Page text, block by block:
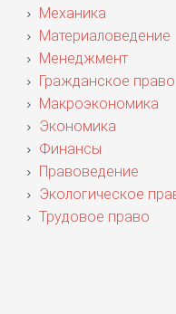
Механика
Материаловедение
Менеджмент
Гражданское право
Макроэкономика
Экономика
Финансы
Правоведение
Экологическое
Трудовое право